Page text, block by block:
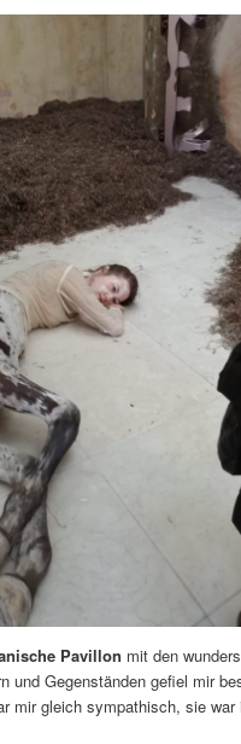
Pavillon mit den
und Gegenständen gefiel mir
mir gleich sympathisch, sie war